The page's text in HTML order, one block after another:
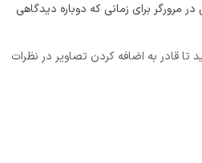
مرورگر برای زمانی که دوباره دیدگاهی
قادر به اضافه کردن تصاویر در نظرات